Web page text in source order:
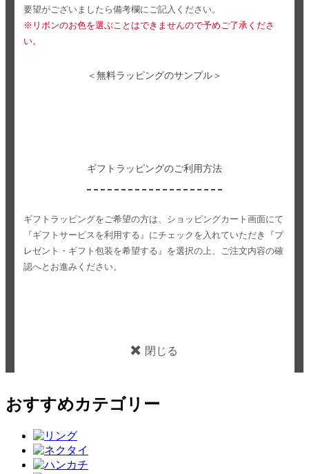
要望がございましたら備考欄にご記入ください。
※リボンのお色を選ぶことはできませんので予めご了承くださ
い。
＜無料ラッピングのサンプル＞
ギフトラッピングのご利用方法
ギフトラッピングをご希望の方は、ショッピングカート画面にて
『ギフトサービスを利用する』にチェックを入れていただき
『プ
レゼント・ギフト包装を希望する』を選択の上、ご注文内容の確
認へとお進みください。
閉じる
おすすめカテゴリー